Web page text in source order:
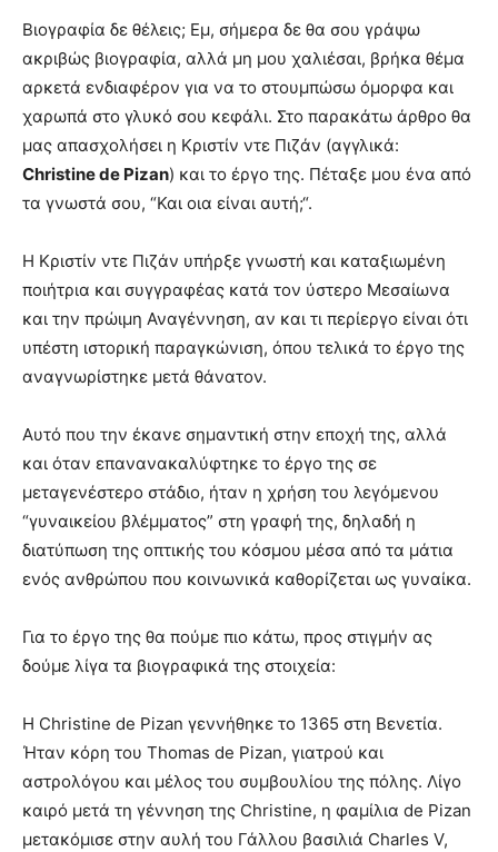
Βιογραφία δε θέλεις; Εμ, σήμερα δε θα σου γράψω
ακριβώς βιογραφία, αλλά μη μου χαλιέσαι, βρήκα θέμα
αρκετά ενδιαφέρον για να το στουμπώσω όμορφα και
χαρωπά στο γλυκό σου κεφάλι. Στο παρακάτω άρθρο θα
μας απασχολήσει η Κριστίν ντε Πιζάν (αγγλικά:
Christine de Pizan) και το έργο της. Πέταξε μου ένα από
τα γνωστά σου, “Και οια είναι αυτή;“.
Η Κριστίν ντε Πιζάν υπήρξε γνωστή και καταξιωμένη
ποιήτρια και συγγραφέας κατά τον ύστερο Μεσαίωνα
και την πρώιμη Αναγέννηση, αν και τι περίεργο είναι ότι
υπέστη ιστορική παραγκώνιση, όπου τελικά το έργο της
αναγνωρίστηκε μετά θάνατον.
Αυτό που την έκανε σημαντική στην εποχή της, αλλά
και όταν επανανακαλύφτηκε το έργο της σε
μεταγενέστερο στάδιο, ήταν η χρήση του λεγόμενου
“γυναικείου βλέμματος” στη γραφή της, δηλαδή η
διατύπωση της οπτικής του κόσμου μέσα από τα μάτια
ενός ανθρώπου που κοινωνικά καθορίζεται ως γυναίκα.
Για το έργο της θα πούμε πιο κάτω, προς στιγμήν ας
δούμε λίγα τα βιογραφικά της στοιχεία:
Η Christine de Pizan γεννήθηκε το 1365 στη Βενετία.
Ήταν κόρη του Thomas de Pizan, γιατρού και
αστρολόγου και μέλος του συμβουλίου της πόλης. Λίγο
καιρό μετά τη γέννηση της Christine, η φαμίλια de Pizan
μετακόμισε στην αυλή του Γάλλου βασιλιά Charles V,